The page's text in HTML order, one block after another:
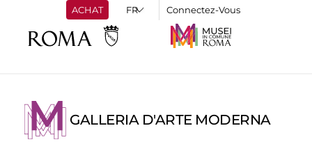
ACHAT Connectez-Vous
GALLERIA D'ARTE MODERNA